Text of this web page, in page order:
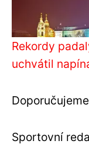
Rekordy
uchvátil
Doporučujeme
Sportovní